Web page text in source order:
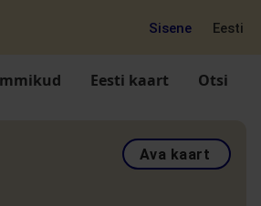
Sisene Eesti
Eesti kaart Otsi
Ava kaart